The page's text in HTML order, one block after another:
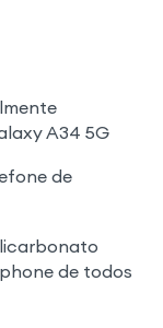
A34 5G
de
de todos